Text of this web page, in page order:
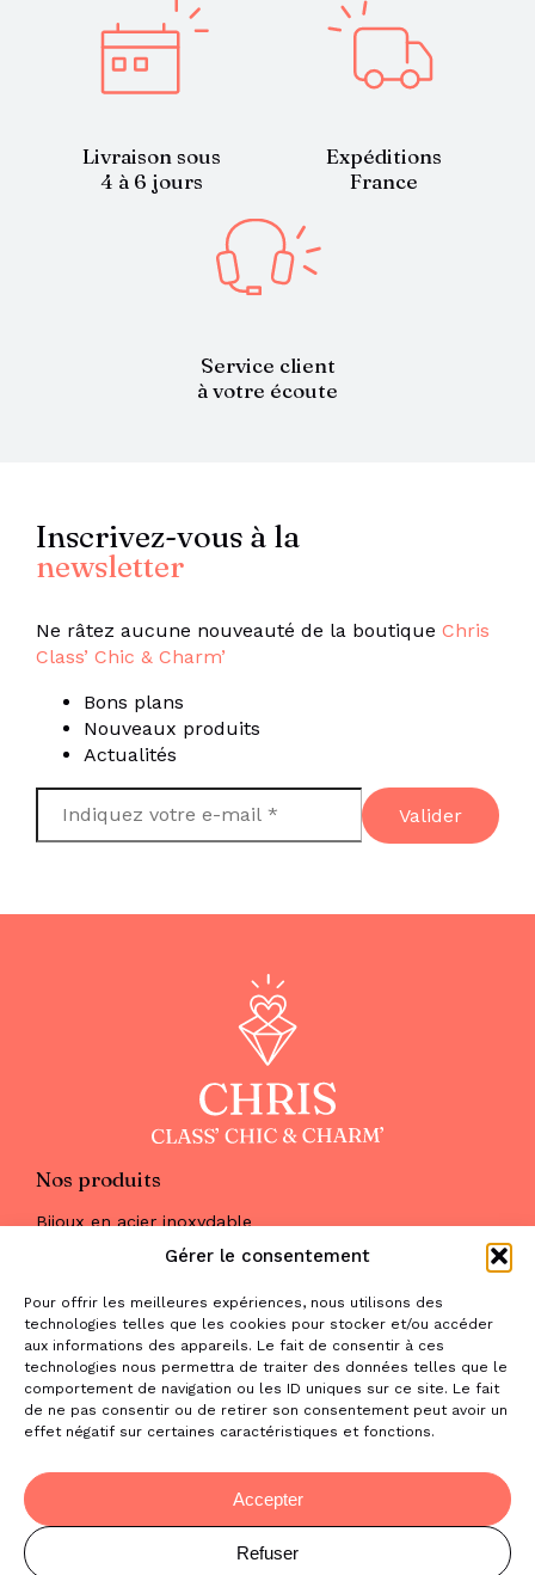
Gérer le consentement
Pour offrir les meilleures expériences, nous utilisons des
technologies telles que les cookies pour stocker et/ou accéder
aux informations des appareils. Le fait de consentir à ces
technologies nous permettra de traiter des données telles que le
comportement de navigation ou les ID uniques sur ce site. Le fait
de ne pas consentir ou de retirer son consentement peut avoir un
effet négatif sur certaines caractéristiques et fonctions.
Accepter
Refuser
Livraison sous
4 à 6 jours
Expéditions
France
Service client
à votre écoute
Inscrivez-vous à la
newsletter
Ne râtez aucune nouveauté de la boutique Chris
Class’ Chic & Charm’
Bons plans
Nouveaux produits
Actualités
Nos produits
Bijoux en acier inoxydable
Maquillage
Parfums
Nous trouver
& nous contacter
2 place de la Liberté
31470 Saint-Lys
06 52 05 69 65